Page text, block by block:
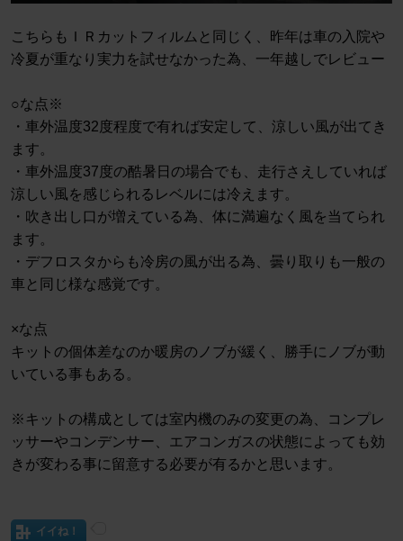
こちらもＩＲカットフィルムと同じく、昨年は車の入院や
冷夏が重なり実力を試せなかった為、一年越しでレビュー
○な点※
・車外温度32度程度で有れば安定して、涼しい風が出てき
ます。
・車外温度37度の酷暑日の場合でも、走行さえしていれば
涼しい風を感じられるレベルには冷えます。
・吹き出し口が増えている為、体に満遍なく風を当てられ
ます。
・デフロスタからも冷房の風が出る為、曇り取りも一般の
車と同じ様な感覚です。
×な点
キットの個体差なのか暖房のノブが緩く、勝手にノブが動
いている事もある。
※キットの構成としては室内機のみの変更の為、コンプレ
ッサーやコンデンサー、エアコンガスの状態によっても効
きが変わる事に留意する必要が有るかと思います。
イイね！